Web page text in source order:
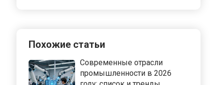
Похожие статьи
Современные отрасли
промышленности в 2026